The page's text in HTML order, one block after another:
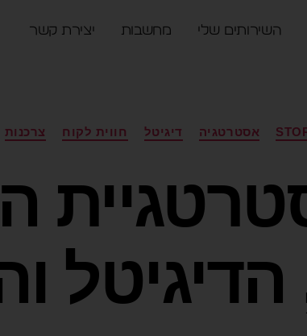
השירותים שלי מחשבות יצירת קשר
אסטרטגיה דיגיטל חווית לקוח צרכנות
הדיגיטל